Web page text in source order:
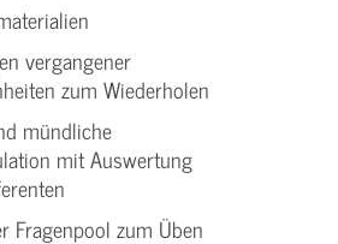
vergangener
zum Wiederholen
mündliche
mit Auswertung
Fragenpool zum Üben